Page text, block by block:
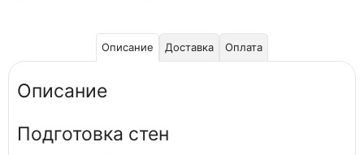
Описание Доставка Оплата
Описание
Подготовка стен